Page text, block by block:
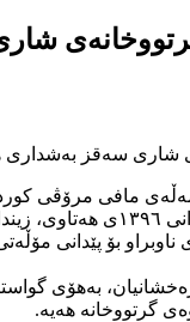
گرتووخانەی
شاری سەقز
مافی مرۆڤی
ڕۆژی یەکشەممە
بۆ پێدانی
درەخشانیان، بەهۆی
گرتووخانە هەیە.